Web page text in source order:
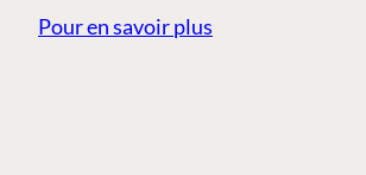
Pour en savoir plus